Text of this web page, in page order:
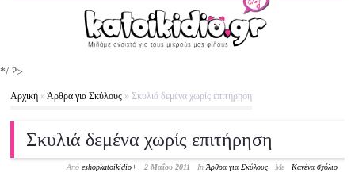
*/ ?>
Αρχική »Άρθρα για Σκύλους »Σκυλιά δεμένα χωρίς επιτήρηση
Σκυλιά δεμένα χωρίς επιτήρηση
Απόeshopkatoikidio+ 2 Μαΐου 2011 InΆρθρα για Σκύλους Με Κανένα σχόλιο